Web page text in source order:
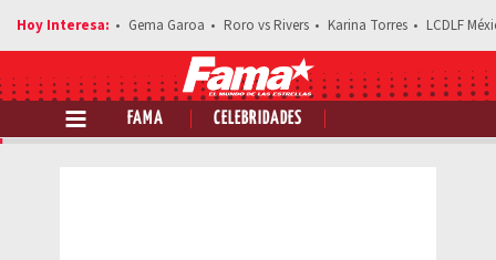
Gema Garoa Roro vs Rivers Karina Torres LCDLF
FAMA CELEBRIDADES
Comparte esta noticia